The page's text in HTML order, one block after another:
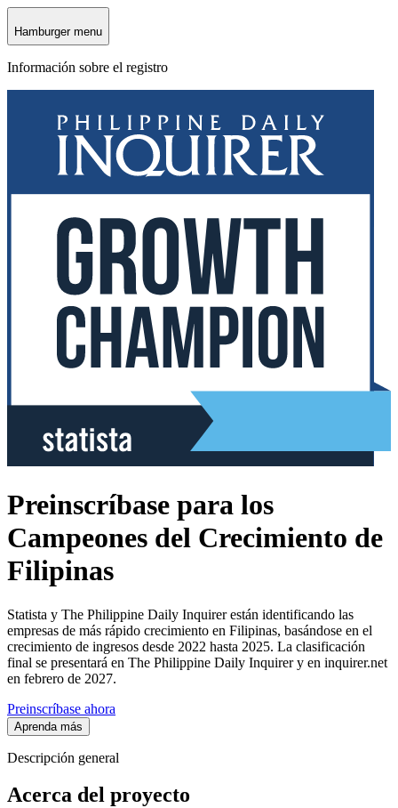
Hamburger menu
Información sobre el registro
Preinscríbase para los
Campeones del Crecimiento de
Filipinas
Statista y The Philippine Daily Inquirer están identificando las
empresas de más rápido crecimiento en Filipinas, basándose en el
crecimiento de ingresos desde 2022 hasta 2025. La clasificación
final se presentará en The Philippine Daily Inquirer y en inquirer.net
en febrero de 2027.
Preinscríbase ahora
Aprenda más
Descripción general
Acerca del proyecto